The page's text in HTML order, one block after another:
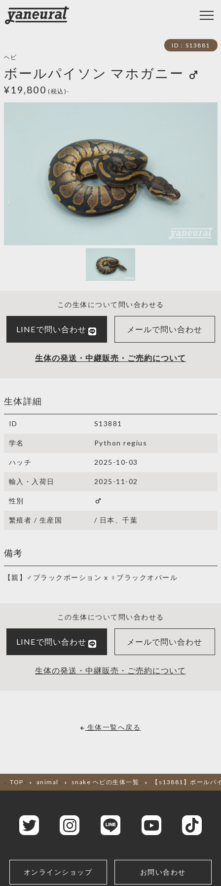
この生体について問い合わせる
LINEで問い合わせ メールで問い合わせ
生体の発送・中継販売・ご売約について
ID：S13881
ヘビ
ボールパイソン マホガニー male
¥19,800 (税込)-
生体詳細
ID S13881
学名 Python regius
ハッチ 2025-10-03
輸入・入荷日 2025-11-02
性別 male
繁殖者 / 生産国 / 日本、千葉
備考
【親】♂ブラックポーション x ♀ブラックオパール
この生体について問い合わせる
LINEで問い合わせ メールで問い合わせ
生体の発送・中継販売・ご売約について
生体一覧へ戻る
TOP animal snake ヘビの生体一覧 【s13881】ボールパ
オンラインショップ お問い合わせ